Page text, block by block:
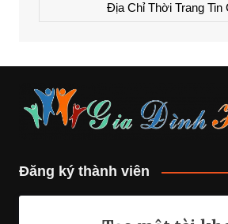
Địa Chỉ Thời Trang Tin
Đăng ký thành viên